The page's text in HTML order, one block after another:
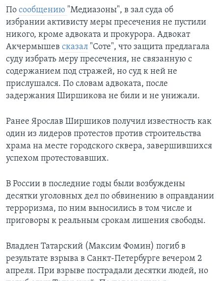
По сообщению "Медиазоны", в зал суда об
избрании активисту меры пресечения не пустили
никого, кроме адвоката и прокурора. Адвокат
Акчермышев сказал "Соте", что защита предлагала
суду избрать меру пресечения, не связанную с
содержанием под стражей, но суд к ней не
прислушался. По словам адвоката, после
задержания Ширшикова не били и не унижали.
Ранее Ярослав Ширшиков получил известность как
один из лидеров протестов против строительства
храма на месте городского сквера, завершившихся
успехом протестовавших.
В России в последние годы были возбуждены
десятки уголовных дел по обвинению в оправдании
терроризма, по ним выносились в том числе и
приговоры к реальным срокам лишения свободы.
Владлен Татарский (Максим Фомин) погиб в
результате взрыва в Санкт-Петербурге вечером 2
апреля. При взрыве пострадали десятки людей, но